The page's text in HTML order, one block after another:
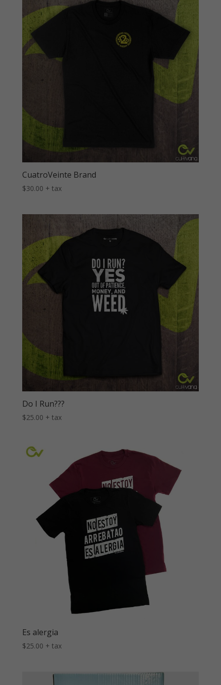
CuatroVeinte Brand
$30.00 + tax
Do I Run???
$25.00 + tax
Es alergia
$25.00 + tax